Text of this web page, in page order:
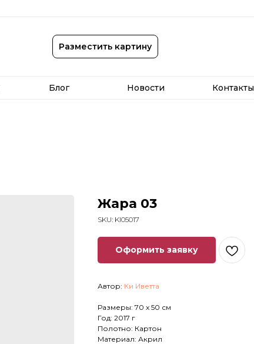
Разместить картину
Контакты
Новости
Блог
Жара 03
SKU: KI05017
Оформить заявку
Автор: Ки Иветта
Размеры: 70 x 50 см
Год: 2017 г
Полотно: Картон
Материал: Акрил